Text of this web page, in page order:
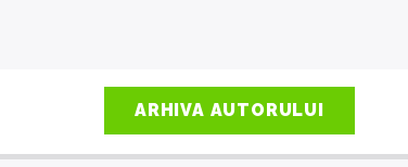
ARHIVA AUTORULUI